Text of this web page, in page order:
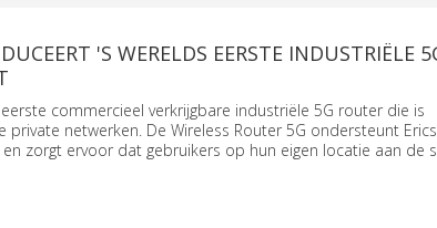
'S WERELDS EERSTE INDUSTRIËLE
commercieel verkrijgbare industriële 5G router die is
netwerken. De Wireless Router 5G ondersteunt
zorgt ervoor dat gebruikers op hun eigen locatie aan de